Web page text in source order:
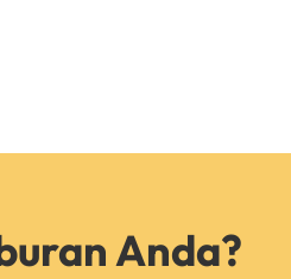
Anda?